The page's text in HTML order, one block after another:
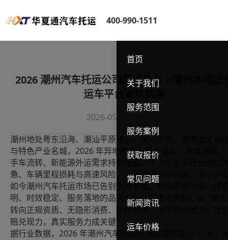
400-990-1511
首页
关于我们
服务范围
服务案例
获取报价
常见问题
新闻资讯
运车价格
2026 潮州汽车托运公司权威排名｜潮州本地正
运车平台避坑指南
2026-05-26 14:57:24
潮州地处粤东沿海、潮汕平原核心、闽粤交界，是潮汕文化
与特色产业名城， 2026 年异地购车、返乡运车、跨城通勤、
手车流转、新能源外运需求持续旺盛。不少车主不愿长途自
惫、车辆里程损耗与高速风险，优先选择专业托运，省心护
如今潮州汽车托运市场已告别低价混战，转向资质合规、报
明、时效稳定、服务落地的品质竞争。车主决策核心从
转向正规资质、无隐形消费、干线时效、本地取送能力、售
赔兑现力，真实服务力成关键。
据行业数据， 2026 年潮州汽车托运市场规模突破